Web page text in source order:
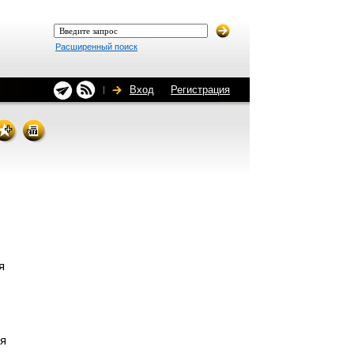
Расширенный поиск
Вход Регистрация